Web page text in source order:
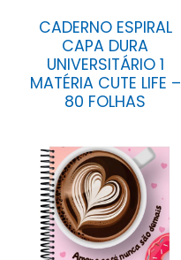
CADERNO ESPIRAL
CAPA DURA
UNIVERSITÁRIO 1
MATÉRIA CUTE LIFE –
80 FOLHAS